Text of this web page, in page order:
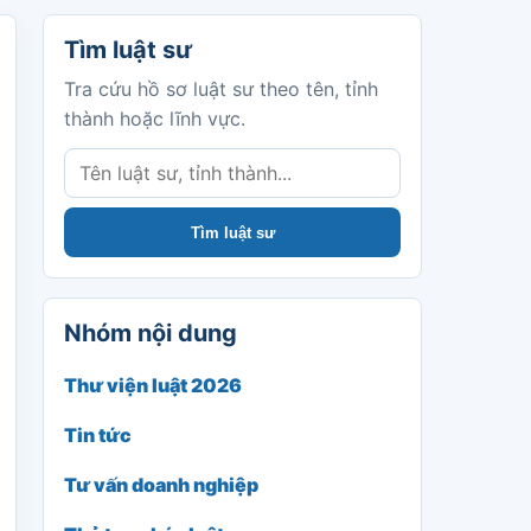
Tìm luật sư
Tra cứu hồ sơ luật sư theo tên, tỉnh
thành hoặc lĩnh vực.
Tìm luật sư
Tìm luật sư
Nhóm nội dung
Thư viện luật 2026
Tin tức
Tư vấn doanh nghiệp